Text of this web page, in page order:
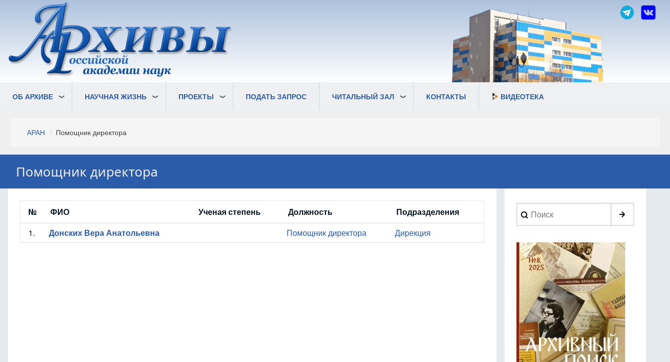
основному
содержанию
ОБ АРХИВЕ НАУЧНАЯ ЖИЗНЬ ПРОЕКТЫ ПОДАТЬ ЗАПРОС ЧИТАЛЬНЫЙ ЗАЛ КОНТАКТЫ ВИДЕОТЕКА
Строка
АРАН Помощник директора
Помощник директора
№ ФИО Ученая степень Должность
Подразделения
1.
Донских Вера Анатольевна Помощник директора Дирекция
Search